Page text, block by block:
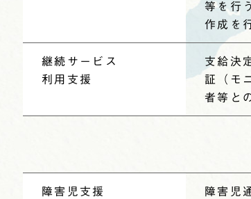
等を行
作成を
継続 サービス
利用支援
支給決
証（モ
者等と
障害児支援
障害児